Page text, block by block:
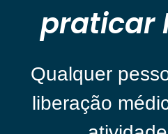
praticar
Qualquer
liberação